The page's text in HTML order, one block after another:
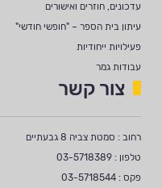
עדכונים, חוזרים ואישורים
עיתון בית הספר – "חופשי חודשי"
פעילויות ייחודיות
עבודות גמר
צור קשר
רחוב : סמטת צביה 8 גבעתיים
טלפון : 03-5718389
פקס : 03-5718544